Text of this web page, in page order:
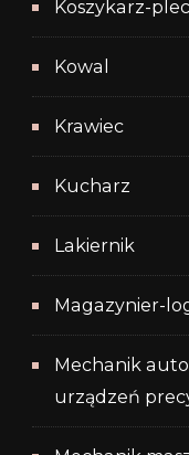
Koszykarz-
Kowal
Krawiec
Kucharz
Lakiernik
Magazynier-
Mechanik
urządzeń